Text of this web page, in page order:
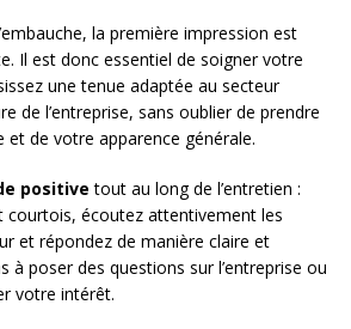
la première impression est
Il est donc essentiel de soigner votre
une tenue adaptée au secteur
de l’entreprise, sans oublier de prendre
de votre apparence générale.
positive tout au long de l’entretien :
courtois, écoutez attentivement les
et répondez de manière claire et
à poser des questions sur l’entreprise ou
votre intérêt.